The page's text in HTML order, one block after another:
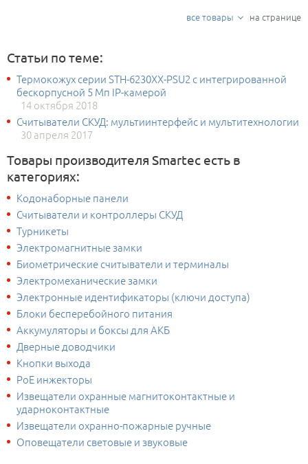
все товары на странице
Статьи по теме:
Термокожух серии STH-6230XX-PSU2 с интегрированной
бескорпусной 5 Мп IP-камерой
14 октября 2018
Считыватели СКУД: мультиинтерфейс и мультитехнологии
30 апреля 2017
Товары производителя Smartec есть в
категориях:
Кодонаборные панели
Считыватели и контроллеры СКУД
Турникеты
Электромагнитные замки
Биометрические считыватели и терминалы
Электромеханические замки
Электронные идентификаторы (ключи доступа)
Блоки бесперебойного питания
Аккумуляторы и боксы для АКБ
Дверные доводчики
Кнопки выхода
PoE инжекторы
Извещатели охранные магнитоконтактные и
ударноконтактные
Извещатели охранно-пожарные ручные
Оповещатели световые и звуковые